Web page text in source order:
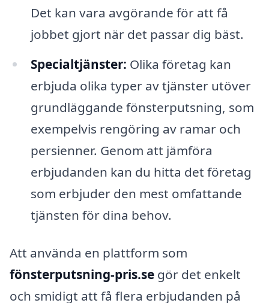
Det kan vara avgörande för att få
jobbet gjort när det passar dig bäst.
Specialtjänster: Olika företag kan
erbjuda olika typer av tjänster utöver
grundläggande fönsterputsning, som
exempelvis rengöring av ramar och
persienner. Genom att jämföra
erbjudanden kan du hitta det företag
som erbjuder den mest omfattande
tjänsten för dina behov.
Att använda en plattform som
fönsterputsning-pris.se gör det enkelt
och smidigt att få flera erbjudanden på